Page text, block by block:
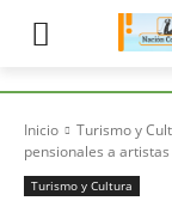
Inicio Turismo y
pensionales a
Turismo y Cultura